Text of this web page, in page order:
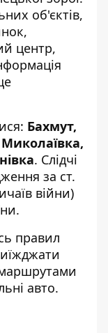
об'єктів,
центр,
Бахмут,
. Слідчі
за ст.
війни)
правил
авто.